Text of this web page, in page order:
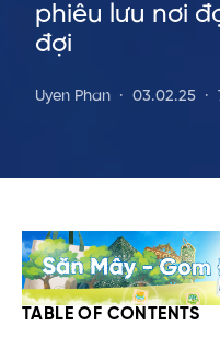
phiêu lưu nơi
đợi
Uyen Phan 03.02.25
TABLE OF CONTENTS